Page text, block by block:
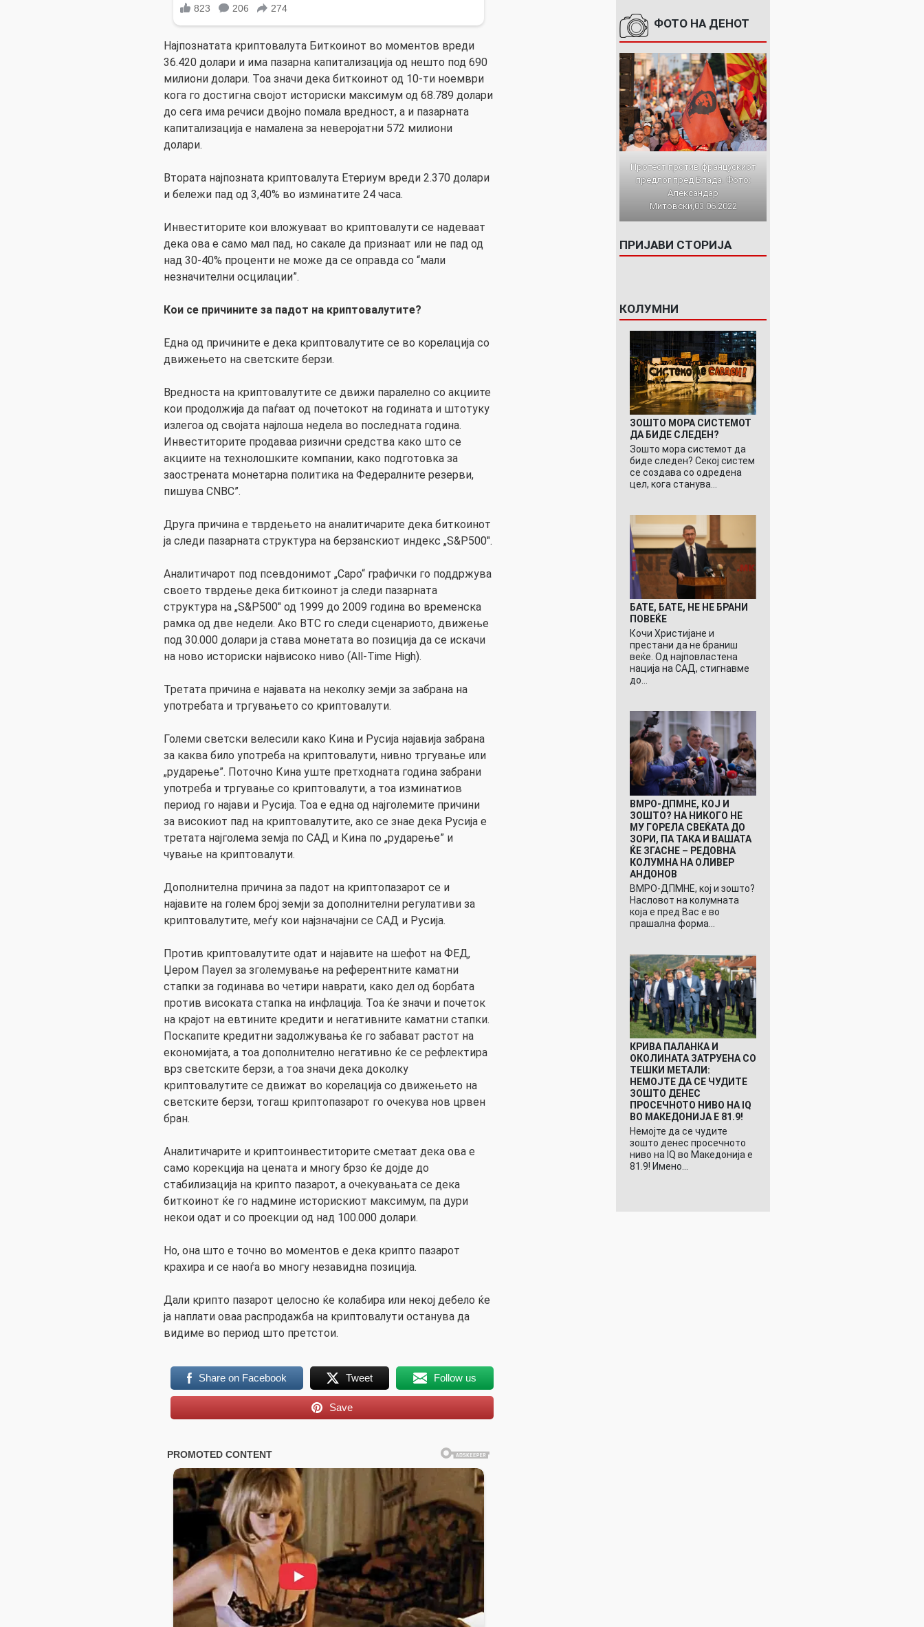
Најпознатата криптовалута Биткоинот во моментов вреди
36.420 долари и има пазарна капитализација од нешто под 690
милиони долари. Тоа значи дека биткоинот од 10-ти ноември
кога го достигна својот историски максимум од 68.789 долари
до сега има речиси двојно помала вредност, а и пазарната
капитализација е намалена за неверојатни 572 милиони
долари.
Втората најпозната криптовалута Етериум вреди 2.370 долари
и бележи пад од 3,40% во изминатите 24 часа.
Инвеститорите кои вложуваат во криптовалути се надеваат
дека ова е само мал пад, но сакале да признаат или не пад од
над 30-40% проценти не може да се оправда со “мали
незначителни осцилации”.
Кои се причините за падот на криптовалутите?
Една од причините е дека криптовалутите се во корелација со
движењето на светските берзи.
Вредноста на криптовалутите се движи паралелно со акциите
кои продолжија да паѓаат од почетокот на годината и штотуку
излегоа од својата најлоша недела во последната година.
Инвеститорите продаваа ризични средства како што се
акциите на технолошките компании, како подготовка за
заострената монетарна политика на Федералните резерви,
пишува CNBC”.
Друга причина е тврдењето на аналитичарите дека биткоинот
ја следи пазарната структура на берзанскиот индекс „S&P500″.
Аналитичарот под псевдонимот „Capo“ графички го поддржува
своето тврдење дека биткоинот ја следи пазарната
структура на „S&P500″ од 1999 до 2009 година во временска
рамка од две недели. Ако BTC го следи сценариото, движење
под 30.000 долари ја става монетата во позиција да се искачи
на ново историски највисоко ниво (All-Time High).
Третата причина е најавата на неколку земји за забрана на
употребата и тргувањето со криптовалути.
Големи светски велесили како Кина и Русија најавија забрана
за каква било употреба на криптовалути, нивно тргување или
„рударење”. Поточно Кина уште претходната година забрани
употреба и тргување со криптовалути, а тоа изминатиов
период го најави и Русија. Тоа е една од најголемите причини
за високиот пад на криптовалутите, ако се знае дека Русија е
третата најголема земја по САД и Кина по „рударење” и
чување на криптовалути.
Дополнителна причина за падот на криптопазарот се и
најавите на голем број земји за дополнителни регулативи за
криптовалутите, меѓу кои најзначајни се САД и Русија.
Против криптовалутите одат и најавите на шефот на ФЕД,
Џером Пауел за зголемување на референтните каматни
стапки за годинава во четири наврати, како дел од борбата
против високата стапка на инфлација. Тоа ќе значи и почеток
на крајот на евтините кредити и негативните каматни стапки.
Поскапите кредитни задолжувања ќе го забават растот на
економијата, а тоа дополнително негативно ќе се рефлектира
врз светските берзи, а тоа значи дека доколку
криптовалутите се движат во корелација со движењето на
светските берзи, тогаш криптопазарот го очекува нов црвен
бран.
Аналитичарите и криптоинвеститорите сметаат дека ова е
само корекција на цената и многу брзо ќе дојде до
стабилизација на крипто пазарот, а очекувањата се дека
биткоинот ќе го надмине историскиот максимум, па дури
некои одат и со проекции од над 100.000 долари.
Но, она што е точно во моментов е дека крипто пазарот
крахира и се наоѓа во многу незавидна позиција.
Дали крипто пазарот целосно ќе колабира или некој дебело ќе
ја наплати оваа распродажба на криптовалути останува да
видиме во период што претстои.
Share on Facebook Tweet Follow us
Save
ФОТО НА ДЕНОТ
Протест против францускиот
предлог пред Влада. Фото:
Александар
Митовски,03.06.2022
ПРИЈАВИ СТОРИЈА
КОЛУМНИ
ЗОШТО МОРА СИСТЕМОТ
ДА БИДЕ СЛЕДЕН?
Зошто мора системот да
биде следен? Секој систем
се создава со одредена
цел, кога станува…
БАТЕ, БАТЕ, НЕ НЕ БРАНИ
ПОВЕЌЕ
Кочи Христијане и
престани да не браниш
веќе. Од најповластена
нација на САД, стигнавме
до…
ВМРО-ДПМНЕ, КОЈ И
ЗОШТО? НА НИКОГО НЕ
МУ ГОРЕЛА СВЕЌАТА ДО
ЗОРИ, ПА ТАКА И ВАШАТА
ЌЕ ЗГАСНЕ – РЕДОВНА
КОЛУМНА НА ОЛИВЕР
АНДОНОВ
ВМРО-ДПМНЕ, кој и зошто?
Насловот на колумната
која е пред Вас е во
прашална форма…
КРИВА ПАЛАНКА И
ОКОЛИНАТА ЗАТРУЕНА СО
ТЕШКИ МЕТАЛИ:
НЕМОЈТЕ ДА СЕ ЧУДИТЕ
ЗОШТО ДЕНЕС
ПРОСЕЧНОТО НИВО НА IQ
ВО МАКЕДОНИЈА Е 81.9!
Немојте да се чудите
зошто денес просечното
ниво на IQ во Македонија е
81.9! Имено…